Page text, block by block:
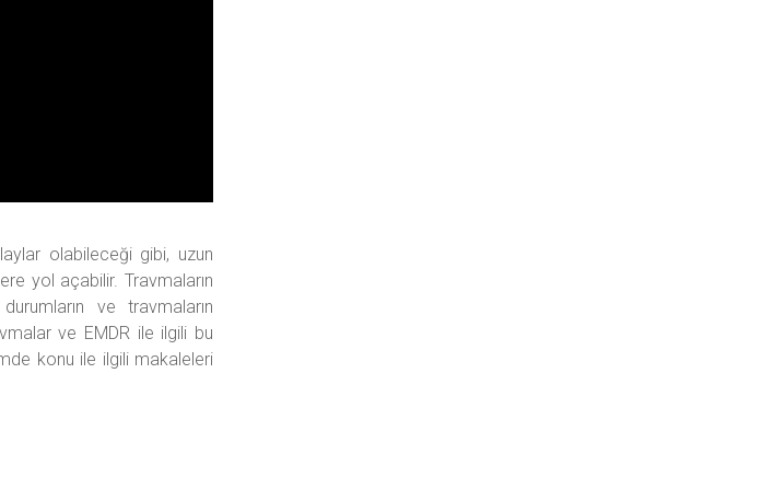
olabileceği gibi, uzun
yol açabilir. Travmaların
ve travmaların
ve EMDR ile ilgili bu
konu ile ilgili makaleleri